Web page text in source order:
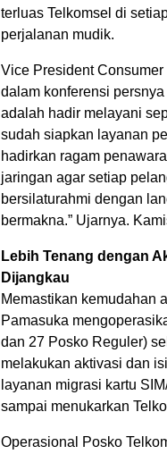
terluas Telkomsel di
perjalanan mudik.
Vice President
dalam konferensi
adalah hadir melayani
sudah siapkan layanan
hadirkan ragam
jaringan agar setiap
bersilaturahmi dengan
bermakna.” Ujarnya.
Lebih Tenang dengan
Dijangkau
Memastikan kemudahan
Pamasuka
dan 27 Posko Reguler)
melakukan aktivasi dan
layanan migrasi kartu
sampai menukarkan
Operasional Posko